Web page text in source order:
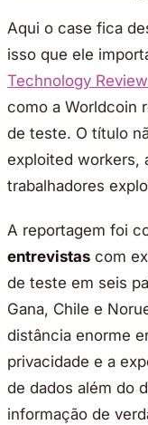
Aqui o case fica
isso que ele
Technology
como a Worldcoin
de teste. O título
exploited workers,
trabalhadores
A reportagem foi
entrevistas com
de teste em seis
Gana, Chile e
distância enorme
privacidade e a
de dados além do
informação de